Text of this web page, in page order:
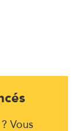
Vous